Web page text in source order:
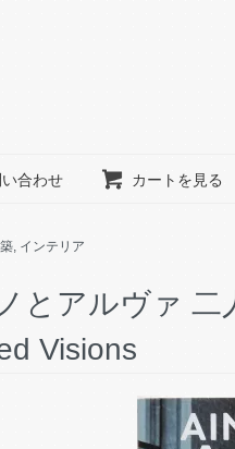
合わせ カートを見る
, インテリア
とアルヴァ
Visions